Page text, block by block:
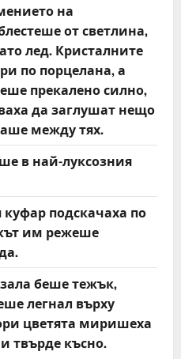
на
от светлина,
лед. Кристалните
по порцелана, а
прекалено силно,
да заглушат нещо
между тях.
в най-луксозния
подскачаха по
им режеше
беше тежък,
легнал върху
цветята миришеха
твърде късно.